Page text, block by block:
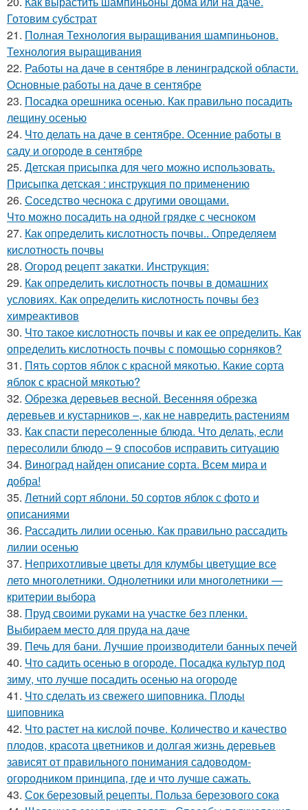
Готовим субстрат
21. Полная Технология выращивания шампиньонов.
Технология выращивания
22. Работы на даче в сентябре в ленинградской области.
Основные работы на даче в сентябре
23. Посадка орешника осенью. Как правильно посадить
лещину осенью
24. Что делать на даче в сентябре. Осенние работы в
саду и огороде в сентябре
25. Детская присыпка для чего можно использовать.
Присыпка детская : инструкция по применению
26. Соседство чеснока с другими овощами.
Что можно посадить на одной грядке с чесноком
27. Как определить кислотность почвы.. Определяем
кислотность почвы
28. Огород рецепт закатки. Инструкция:
29. Как определить кислотность почвы в домашних
условиях. Как определить кислотность почвы без
химреактивов
30. Что такое кислотность почвы и как ее определить. Как
определить кислотность почвы с помощью сорняков?
31. Пять сортов яблок с красной мякотью. Какие сорта
яблок с красной мякотью?
32. Обрезка деревьев весной. Весенняя обрезка
деревьев и кустарников –, как не навредить растениям
33. Как спасти пересоленные блюда. Что делать, если
пересолили блюдо – 9 способов исправить ситуацию
34. Виноград найден описание сорта. Всем мира и
добра!
35. Летний сорт яблони. 50 сортов яблок с фото и
описаниями
36. Рассадить лилии осенью. Как правильно рассадить
лилии осенью
37. Неприхотливые цветы для клумбы цветущие все
лето многолетники. Однолетники или многолетники —
критерии выбора
38. Пруд своими руками на участке без пленки.
Выбираем место для пруда на даче
39. Печь для бани. Лучшие производители банных печей
40. Что садить осенью в огороде. Посадка культур под
зиму, что лучше посадить осенью на огороде
41. Что сделать из свежего шиповника. Плоды
шиповника
42. Что растет на кислой почве. Количество и качество
плодов, красота цветников и долгая жизнь деревьев
зависят от правильного понимания садоводом-
огородником принципа, где и что лучше сажать.
43. Сок березовый рецепты. Польза березового сока